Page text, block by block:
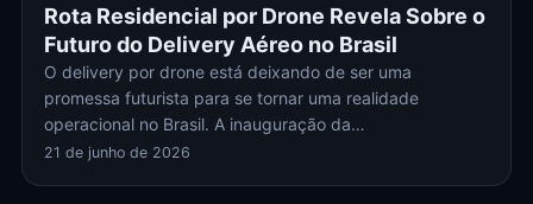
Rota Residencial por Drone Revela Sobre o
Futuro do Delivery Aéreo no Brasil
O delivery por drone está deixando de ser uma
promessa futurista para se tornar uma realidade
operacional no Brasil. A inauguração da…
21 de junho de 2026